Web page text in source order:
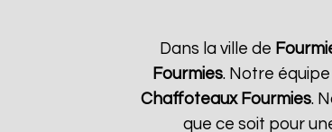
Dans la ville de
Fourmies. Notre
Chaffoteaux Fourmies.
que ce soit pour